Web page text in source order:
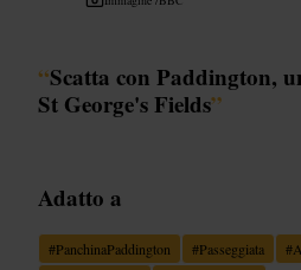
“Scatta con Paddington,
St George's Fields”
Adatto a
#PanchinaPaddington #Passeggiata #